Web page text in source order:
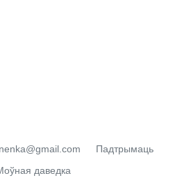
Падтрымаць
даведка